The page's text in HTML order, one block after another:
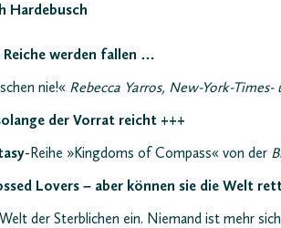
Hardebusch
werden fallen …
nie!« Rebecca Yarros, New-York-
der Vorrat reicht +++
-Reihe »Kingdoms of Compass« von der
Lovers – aber können sie die Welt
der Sterblichen ein. Niemand ist mehr